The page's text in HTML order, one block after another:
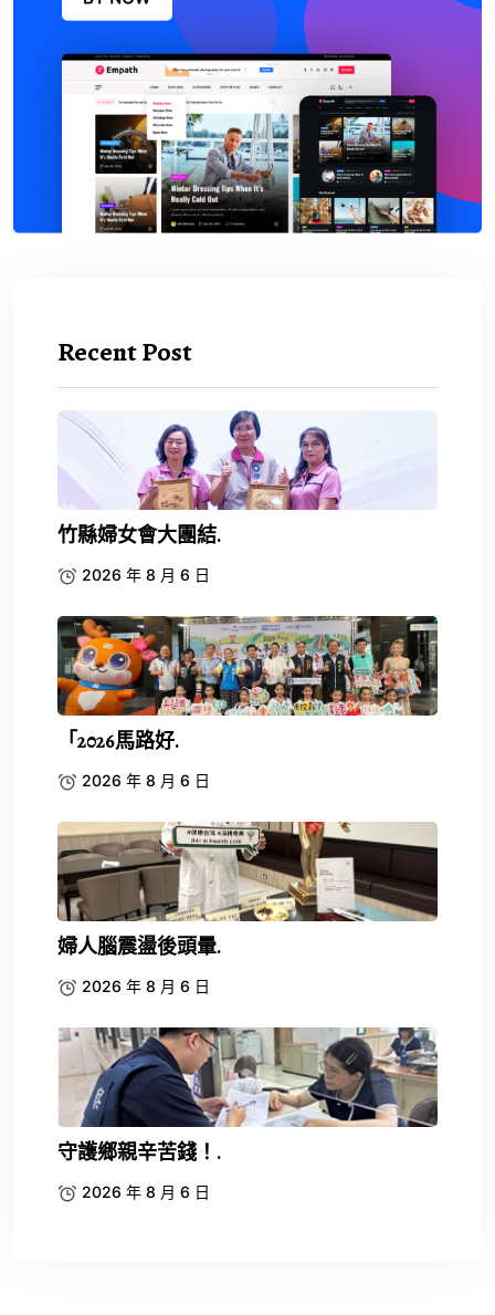
Recent Post
竹縣婦女會大團結.
2026 年 8 月 6 日
「2026馬路好.
2026 年 8 月 6 日
婦人腦震盪後頭暈.
2026 年 8 月 6 日
守護鄉親辛苦錢！.
2026 年 8 月 6 日